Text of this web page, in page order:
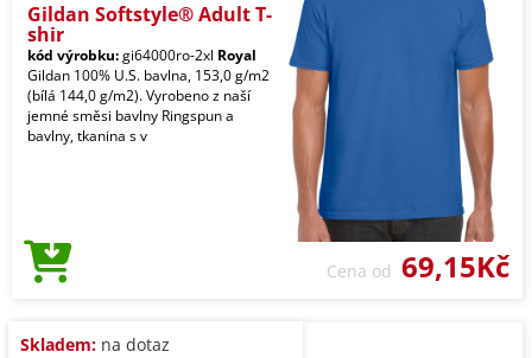
Gildan Softstyle® Adult T-
shir
kód výrobku:gi64000ro-2xl Royal
Gildan 100% U.S. bavlna, 153,0 g/m2
(bílá 144,0 g/m2). Vyrobeno z naší
jemné směsi bavlny Ringspun a
bavlny, tkanina s v
Cena od 69,15Kč
Skladem: na dotaz